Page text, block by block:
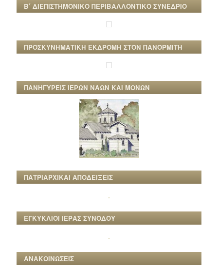
Β΄ ΔΙΕΠΙΣΤΗΜΟΝΙΚΟ ΠΕΡΙΒΑΛΛΟΝΤΙΚΟ ΣΥΝΕΔΡΙΟ
ΠΡΟΣΚΥΝΗΜΑΤΙΚΗ ΕΚΔΡΟΜΗ ΣΤΟΝ ΠΑΝΟΡΜΙΤΗ
ΠΑΝΗΓΥΡΕΙΣ ΙΕΡΩΝ ΝΑΩΝ ΚΑΙ ΜΟΝΩΝ
ΠΑΤΡΙΑΡΧΙΚΑΙ ΑΠΟΔΕΙΞΕΙΣ
ΕΓΚΥΚΛΙΟΙ ΙΕΡΑΣ ΣΥΝΟΔΟΥ
ΑΝΑΚΟΙΝΩΣΕΙΣ